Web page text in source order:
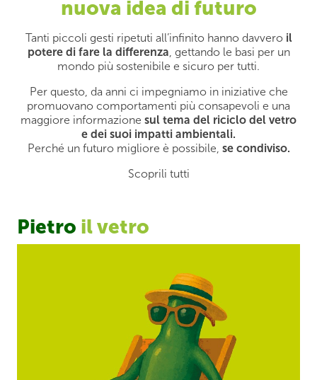
nuova idea di futuro
Tanti piccoli gesti ripetuti all’infinito hanno davvero il
potere di fare la differenza, gettando le basi per un
mondo più sostenibile e sicuro per tutti.
Per questo, da anni ci impegniamo in iniziative che
promuovano comportamenti più consapevoli e una
maggiore informazione sul tema del riciclo del vetro
e dei suoi impatti ambientali.
Perché un futuro migliore è possibile, se condiviso.
Scoprili tutti
Pietro il vetro